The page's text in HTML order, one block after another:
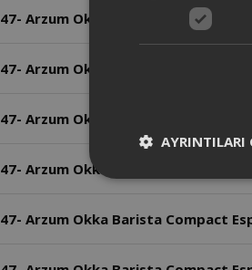
Arzum Okka Barista Compact
Arzum Okka Barista Compact
Arzum Okka Barista Compact
Arzum Okka Barista Compact
Arzum Okka Barista Compact
AYRINTILARI